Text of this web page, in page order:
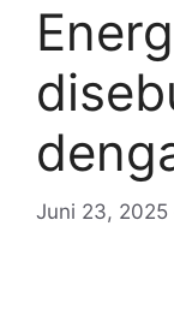
Juni 23, 2025